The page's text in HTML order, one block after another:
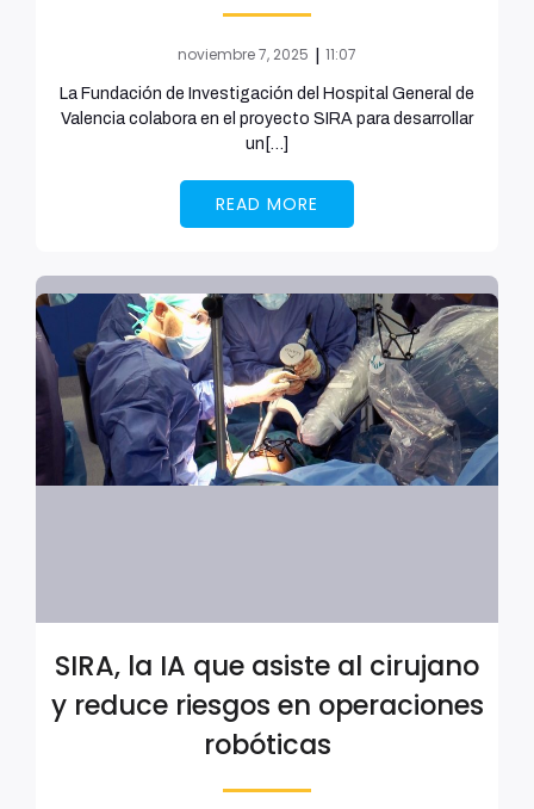
noviembre 7, 2025 | 11:07
La Fundación de Investigación del Hospital General de
Valencia colabora en el proyecto SIRA para desarrollar
un[…]
READ MORE
SIRA, la IA que asiste al cirujano
y reduce riesgos en operaciones
robóticas